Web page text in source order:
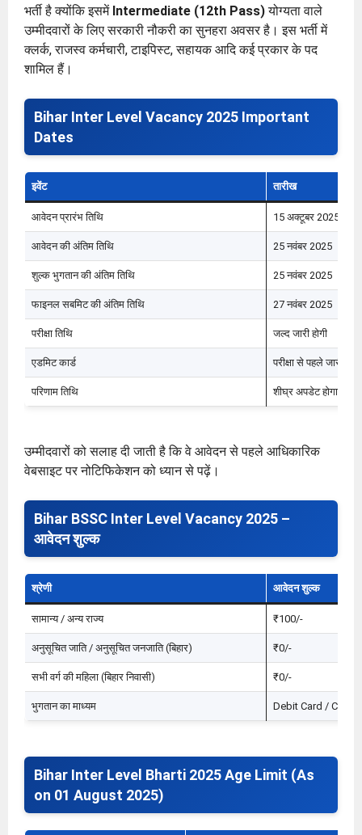
भर्ती है क्योंकि इसमें Intermediate (12th Pass)योग्यता वाले
उम्मीदवारों के लिए सरकारी नौकरी का सुनहरा अवसर है। इस भर्ती में
क्लर्क, राजस्व कर्मचारी, टाइपिस्ट, सहायक आदि कई प्रकार के पद
शामिल हैं।
Bihar Inter Level Vacancy 2025 Important
Dates
इवेंट तारीख
आवेदन प्रारंभ तिथि 15 अक्टूबर 2025
आवेदन की अंतिम तिथि 25 नवंबर 2025
शुल्क भुगतान की अंतिम तिथि 25 नवंबर 2025
फाइनल सबमिट की अंतिम तिथि 27 नवंबर 2025
परीक्षा तिथि जल्द जारी होगी
एडमिट कार्ड परीक्षा से पहले जारी होगा
परिणाम तिथि शीघ्र अपडेट होगा
उम्मीदवारों को सलाह दी जाती है कि वे आवेदन से पहले आधिकारिक
वेबसाइट पर नोटिफिकेशन को ध्यान से पढ़ें।
Bihar BSSC Inter Level Vacancy 2025 –
आवेदन शुल्क
श्रेणी आवेदन शुल्क
सामान्य / अन्य राज्य ₹100/-
अनुसूचित जाति / अनुसूचित जनजाति (बिहार) ₹0/-
सभी वर्ग की महिला (बिहार निवासी) ₹0/-
भुगतान का माध्यम Debit Card / Credit
Bihar Inter Level Bharti 2025 Age Limit (As
on 01 August 2025)